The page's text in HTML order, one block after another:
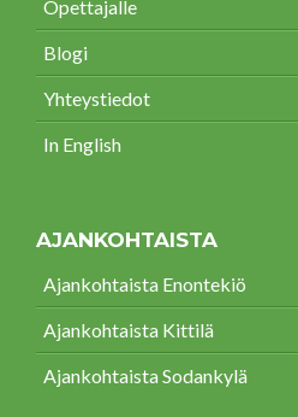
Opettajalle
Blogi
Yhteystiedot
In English
AJANKOHTAISTA
Ajankohtaista Enontekiö
Ajankohtaista Kittilä
Ajankohtaista Sodankylä